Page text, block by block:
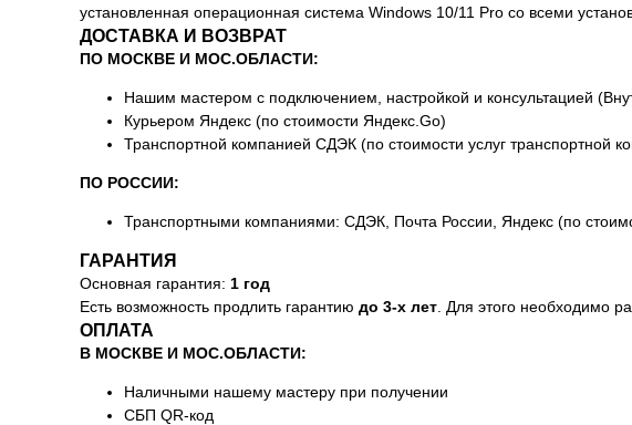
установленная операционная система Windows 10/11 Pro со всеми
ДОСТАВКА И ВОЗВРАТ
ПО МОСКВЕ И МОС.ОБЛАСТИ:
Нашим мастером с подключением, настройкой и консультацией
Курьером Яндекс (по стоимости Яндекс.Go)
Транспортной компанией СДЭК (по стоимости услуг транспортной
ПО РОССИИ:
Транспортными компаниями: СДЭК, Почта России, Яндекс (по
ГАРАНТИЯ
Основная гарантия: 1 год
Есть возможность продлить гарантию до 3-х лет . Для этого необходимо
ОПЛАТА
В МОСКВЕ И МОС.ОБЛАСТИ:
Наличными нашему мастеру при получении
СБП QR-код